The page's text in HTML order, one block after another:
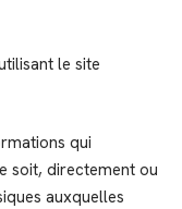
le site
qui
soit, directement ou
auxquelles